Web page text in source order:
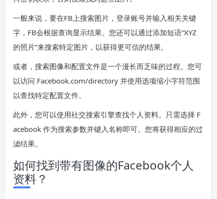
一般来说，要在FB上搜索图片，登录账号并输入相关关键
字，FB会根据查询显示结果。您还可以通过添加短语“XYZ
的照片”来搜索特定图片，以获得更可信的结果。
或者，搜索图像和配置文件是一个漫长而乏味的过程。您可
以访问 Facebook.com/directory 并使用选项缩小字符范围
以查找特定配置文件。
此外，您可以使用社交搜索引擎查找个人资料。只需选择 F
acebook 作为搜索参数并键入名称即可。您将获得相应的过
滤结果。
如何找到带有图像的Facebook个人
资料？